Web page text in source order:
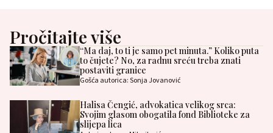
Pročitajte više
“Ma daj, to ti je samo pet minuta.” Koliko puta
to čujete? No, za radnu sreću treba znati
postaviti granice
Gošća autorica: Sonja Jovanović
Halisa Čengić, advokatica velikog srca:
Svojim glasom obogatila fond Biblioteke za
slijepa lica